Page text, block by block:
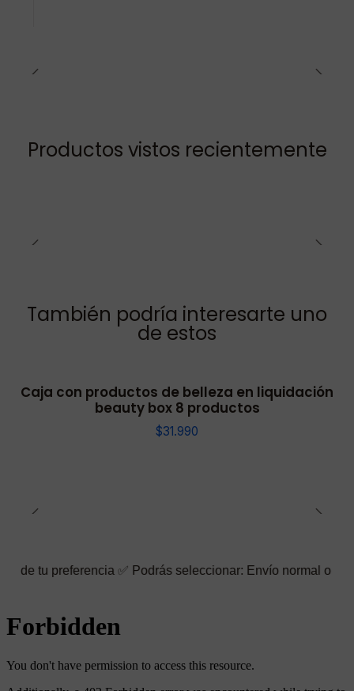
Productos vistos recientemente
También podría interesarte uno
de estos
Caja con productos de belleza en liquidación
beauty box 8 productos
$31.990
✅ Podrás seleccionar: Envío normal o rápido ☑️